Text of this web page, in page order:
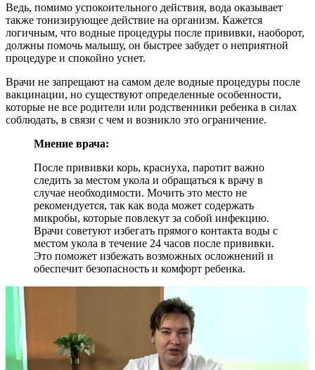
Ведь, помимо успокоительного действия, вода оказывает
также тонизирующее действие на организм. Кажется
логичным, что водные процедуры после прививки, наоборот,
должны помочь малышу, он быстрее забудет о неприятной
процедуре и спокойно уснет.
Врачи не запрещают на самом деле водные процедуры после
вакцинации, но существуют определенные особенности,
которые не все родители или родственники ребенка в силах
соблюдать, в связи с чем и возникло это ограничение.
Мнение врача:
После прививки корь, краснуха, паротит важно
следить за местом укола и обращаться к врачу в
случае необходимости. Мочить это место не
рекомендуется, так как вода может содержать
микробы, которые повлекут за собой инфекцию.
Врачи советуют избегать прямого контакта воды с
местом укола в течение 24 часов после прививки.
Это поможет избежать возможных осложнений и
обеспечит безопасность и комфорт ребенка.